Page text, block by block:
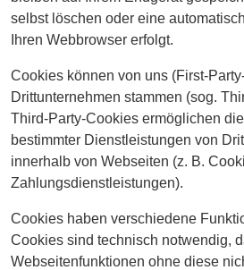
selbst löschen oder eine
Ihren Webbrowser erfolgt.
Cookies können von uns (First-
Drittunternehmen stammen (sog.
Third-Party-Cookies ermöglichen
bestimmter Dienstleistungen von
innerhalb von Webseiten (z. B.
Zahlungsdienstleistungen).
Cookies haben verschiedene
Cookies sind technisch notwendig,
Webseitenfunktionen ohne diese